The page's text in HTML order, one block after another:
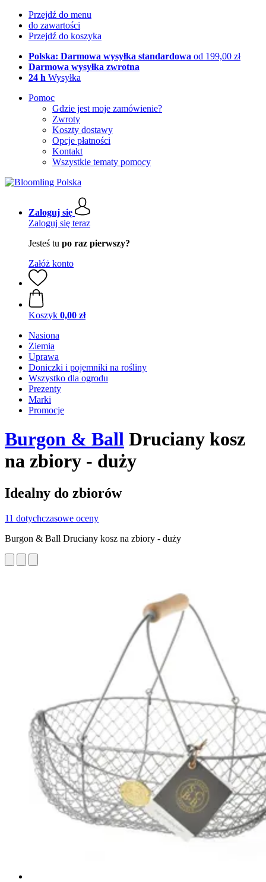
Przejdź do menu
do zawartości
Przejdź do koszyka
Polska: Darmowa wysyłka standardowa od 199,00 zł
Darmowa wysyłka zwrotna
24 h Wysyłka
Pomoc
Gdzie jest moje zamówienie?
Zwroty
Koszty dostawy
Opcje płatności
Kontakt
Wszystkie tematy pomocy
Zaloguj się
Zaloguj się teraz
Jesteś tu po raz pierwszy?
Załóż konto
Koszyk 0,00 zł
Nasiona
Ziemia
Uprawa
Doniczki i pojemniki na rośliny
Wszystko dla ogrodu
Prezenty
Marki
Promocje
Burgon & Ball Druciany kosz
na zbiory - duży
Idealny do zbiorów
11 dotychczasowe oceny
Burgon & Ball Druciany kosz na zbiory - duży